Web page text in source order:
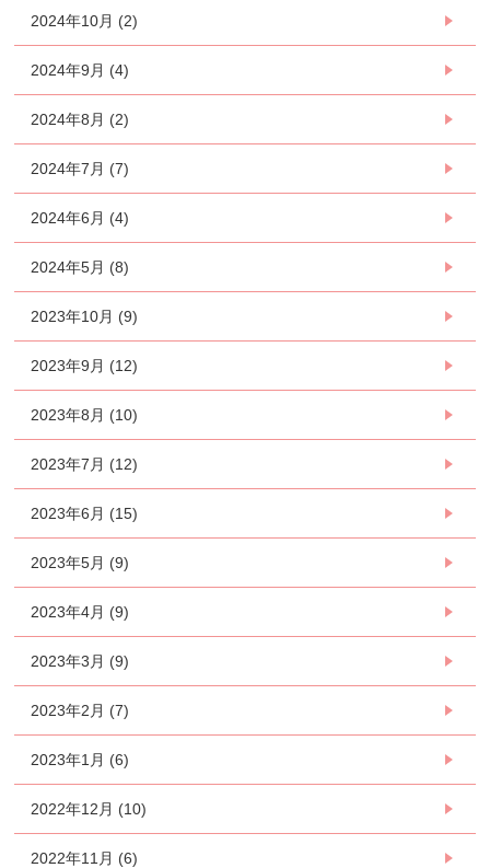
2024年10月 (2)
2024年9月 (4)
2024年8月 (2)
2024年7月 (7)
2024年6月 (4)
2024年5月 (8)
2023年10月 (9)
2023年9月 (12)
2023年8月 (10)
2023年7月 (12)
2023年6月 (15)
2023年5月 (9)
2023年4月 (9)
2023年3月 (9)
2023年2月 (7)
2023年1月 (6)
2022年12月 (10)
2022年11月 (6)